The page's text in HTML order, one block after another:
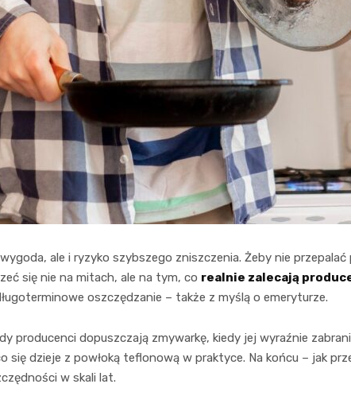
ale i ryzyko szybszego zniszczenia. Żeby nie przepalać
się nie na mitach, ale na tym, co realnie zalecają
oszczędzanie – także z myślą o emeryturze.
producenci dopuszczają zmywarkę, kiedy jej wyraźnie
się dzieje z powłoką teflonową w praktyce. Na końcu – jak
w skali lat.